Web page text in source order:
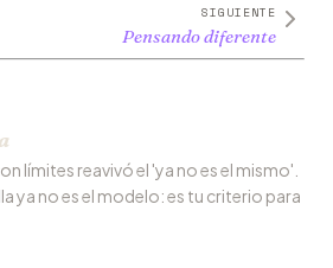
SIGUIENTE
Pensando diferente
límites reavivó el 'ya no es el mismo'.
ya no es el modelo: es tu criterio para